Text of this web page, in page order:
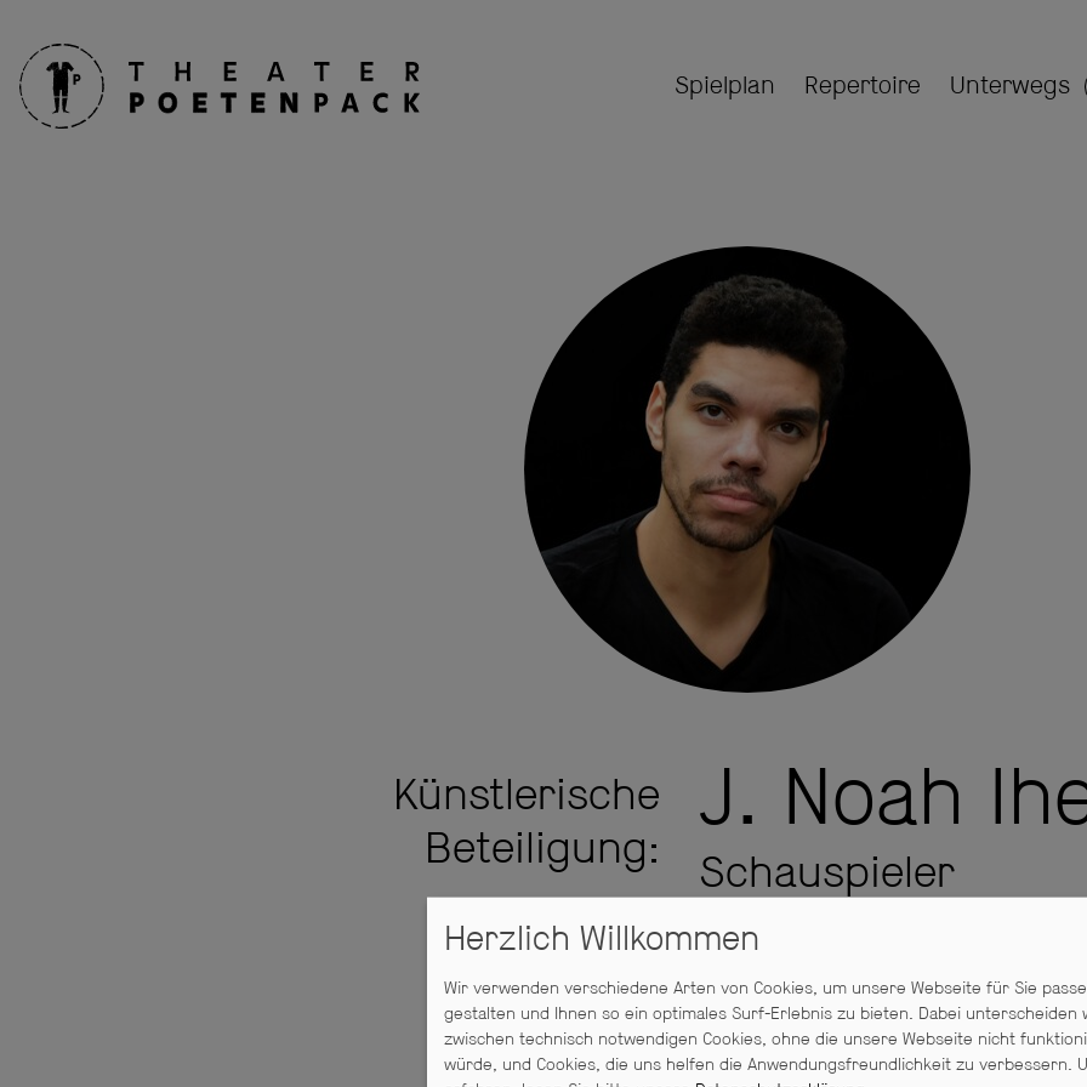
Spielplan Repertoire Unterwegs
J. Noah
Schauspieler
J. Noah Ihendu wurde am
sein Abitur am Wald-Gymnasium
angefangen Lehramt an der FU
aber kurz darauf wieder ab um
Künstlerische
Beteiligung:
SCHAUSPIELER
Herzlich Willkommen
Wir verwenden verschiedene Arten von Cookies, um unsere Webseite für Sie
gestalten und Ihnen so ein optimales Surf-Erlebnis zu bieten. Dabei unterscheiden
zwischen technisch notwendigen Cookies, ohne die unsere Webseite nicht
würde, und Cookies, die uns helfen die Anwendungsfreundlichkeit zu verbessern.